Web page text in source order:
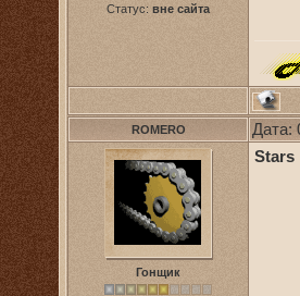
Статус: вне сайта
ROMERO Дата:
Гонщик
Stars